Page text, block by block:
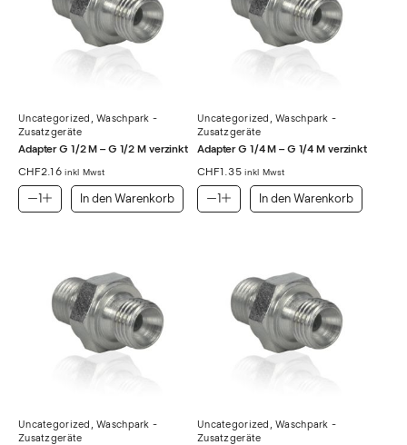
Uncategorized ,Waschpark -
Zusatzgeräte
Adapter G 1/2 M – G 1/2 M verzinkt
CHF2.16 inkl Mwst
In den Warenkorb
Uncategorized ,Waschpark -
Zusatzgeräte
Adapter G 1/4 M – G 1/4 M verzinkt
CHF1.35 inkl Mwst
In den Warenkorb
Uncategorized ,Waschpark -
Zusatzgeräte
Uncategorized ,Waschpark -
Zusatzgeräte